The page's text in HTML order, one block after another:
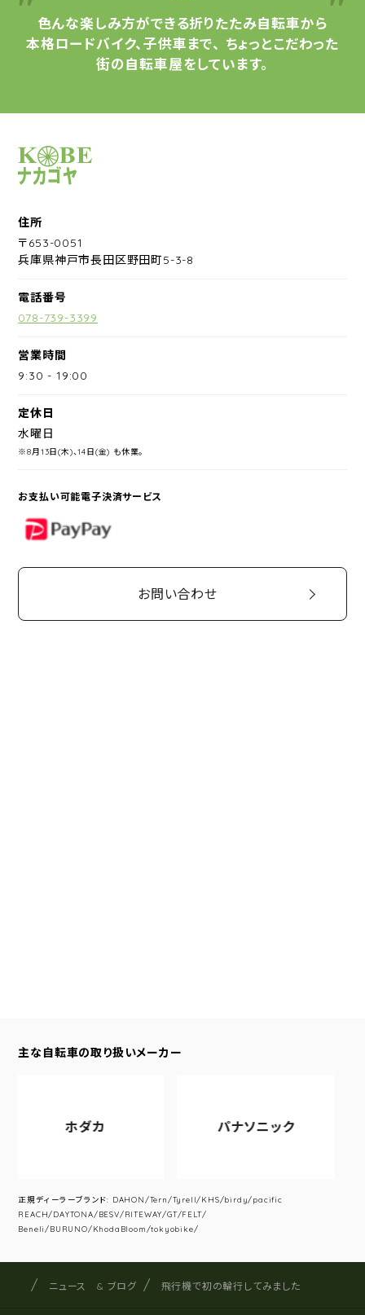
色んな楽しみ方ができる折りたたみ自転車から
本格ロードバイク、子供車まで、 ちょっとこだわった
街の自転車屋をしています。
サイクルショップナカゴヤ
住所
〒653-0051
兵庫県神戸市長田区野田町5-3-8
電話番号
078-739-3399
営業時間
9:30 -19:00
定休日
水曜日
※8月13日(木)、14日(金) も休業。
お支払い可能電子決済サービス
PayPay
お問い合わせ
主な自転車の取り扱いメーカー
ホダカ パナソニック
正規ディーラーブランド: DAHON/Tern/Tyrell/KHS/birdy/pacific
REACH/DAYTONA/BESV/RITEWAY/GT/FELT/
Beneli/BURUNO/KhodaBloom/tokyobike/
サイト内の現在地
サイクルショップナカゴヤ
ニュース & ブログ 飛行機で初の輪行してみました